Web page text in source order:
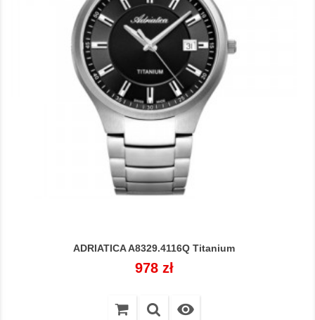
ADRIATICA A8329.4116Q Titanium
Cena
978 zł
